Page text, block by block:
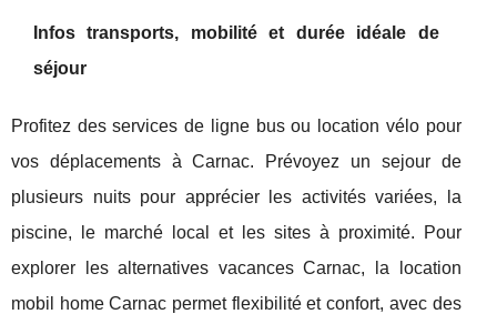
Infos transports, mobilité et durée idéale de
séjour
Profitez des services de ligne bus ou location vélo pour
vos déplacements à Carnac. Prévoyez un sejour de
plusieurs nuits pour apprécier les activités variées, la
piscine, le marché local et les sites à proximité. Pour
explorer les alternatives vacances Carnac, la location
mobil home Carnac permet flexibilité et confort, avec des